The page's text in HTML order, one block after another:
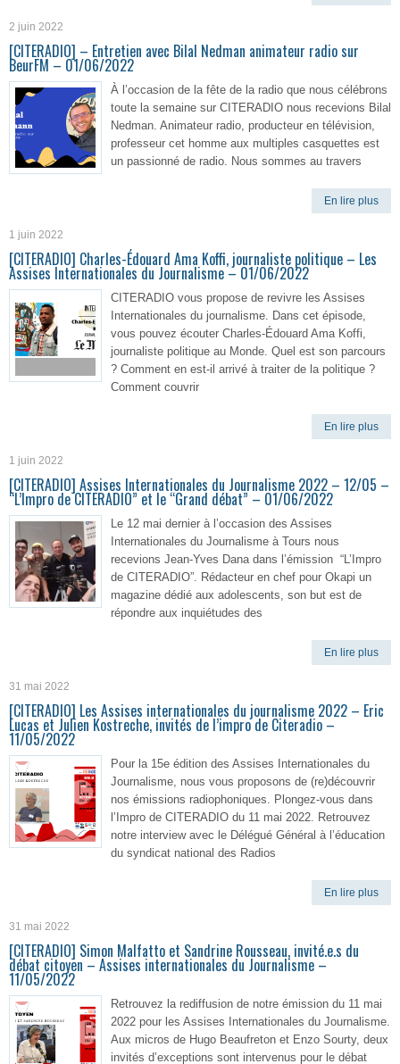
2 juin 2022
[CITERADIO] – Entretien avec Bilal Nedman animateur radio sur
BeurFM – 01/06/2022
À l’occasion de la fête de la radio que nous célébrons
toute la semaine sur CITERADIO nous recevions Bilal
Nedman. Animateur radio, producteur en télévision,
professeur cet homme aux multiples casquettes est
un passionné de radio. Nous sommes au travers
En lire plus
1 juin 2022
[CITERADIO] Charles-Édouard Ama Koffi, journaliste politique – Les
Assises Internationales du Journalisme – 01/06/2022
CITERADIO vous propose de revivre les Assises
Internationales du journalisme. Dans cet épisode,
vous pouvez écouter Charles-Édouard Ama Koffi,
journaliste politique au Monde. Quel est son parcours
? Comment en est-il arrivé à traiter de la politique ?
Comment couvrir
En lire plus
1 juin 2022
[CITERADIO] Assises Internationales du Journalisme 2022 – 12/05 –
“L’Impro de CITERADIO” et le “Grand débat” – 01/06/2022
Le 12 mai dernier à l’occasion des Assises
Internationales du Journalisme à Tours nous
recevions Jean-Yves Dana dans l’émission “L’Impro
de CITERADIO”. Rédacteur en chef pour Okapi un
magazine dédié aux adolescents, son but est de
répondre aux inquiétudes des
En lire plus
31 mai 2022
[CITERADIO] Les Assises internationales du journalisme 2022 – Eric
Lucas et Julien Kostreche, invités de l’impro de Citeradio –
11/05/2022
Pour la 15e édition des Assises Internationales du
Journalisme, nous vous proposons de (re)découvrir
nos émissions radiophoniques. Plongez-vous dans
l’Impro de CITERADIO du 11 mai 2022. Retrouvez
notre interview avec le Délégué Général à l’éducation
du syndicat national des Radios
En lire plus
31 mai 2022
[CITERADIO] Simon Malfatto et Sandrine Rousseau, invité.e.s du
débat citoyen – Assises internationales du Journalisme –
11/05/2022
Retrouvez la rediffusion de notre émission du 11 mai
2022 pour les Assises Internationales du Journalisme.
Aux micros de Hugo Beaufreton et Enzo Sourty, deux
invités d’exceptions sont intervenus pour le débat